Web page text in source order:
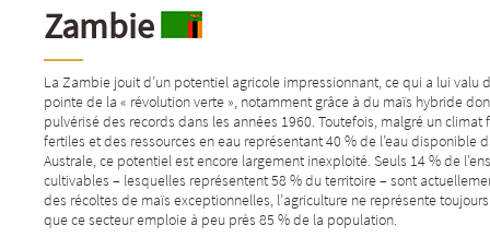
Zambie
La Zambie jouit d’un potentiel agricole impressionnant, ce qui a lui valu
pointe de la « révolution verte », notamment grâce à du maïs hybride
pulvérisé des records dans les années 1960. Toutefois, malgré un climat
fertiles et des ressources en eau représentant 40 % de l’eau disponible
Australe, ce potentiel est encore largement inexploité. Seuls 14 % de
cultivables – lesquelles représentent 58 % du territoire – sont
des récoltes de maïs exceptionnelles, l’agriculture ne représente
que ce secteur emploie à peu près 85 % de la population.